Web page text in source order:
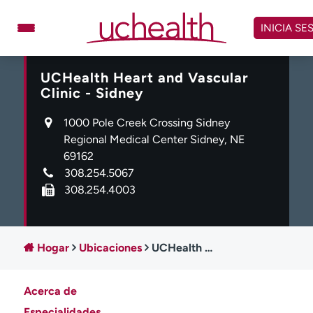
contenido
Médicos
Especialidades
Ubicaciones
Atención de urgencia
Facturación y precios
Inicie sesión en My Health Connection
Acerca de UCHealth
INICIA
UCHealth Heart and Vascular
Clinic - Sidney
1000 Pole Creek Crossing Sidney
Regional Medical Center Sidney, NE
69162
308.254.5067
308.254.4003
Hogar Ubicaciones UCHealth Heart and Vascular Clinic - Sidney
Acerca de